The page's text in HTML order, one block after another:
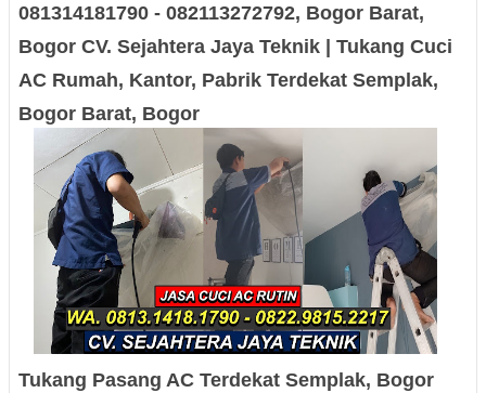
081314181790 - 082113272792, Bogor Barat,
Bogor CV. Sejahtera Jaya Teknik | Tukang Cuci
AC Rumah, Kantor, Pabrik Terdekat Semplak,
Bogor Barat, Bogor
Tukang Pasang AC Terdekat Semplak, Bogor